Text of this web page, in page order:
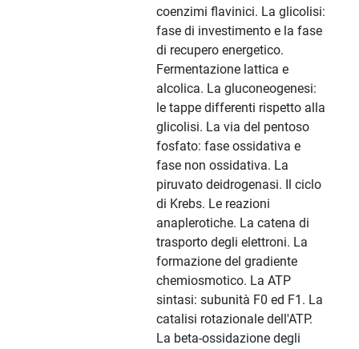
coenzimi flavinici. La glicolisi:
fase di investimento e la fase
di recupero energetico.
Fermentazione lattica e
alcolica. La gluconeogenesi:
le tappe differenti rispetto alla
glicolisi. La via del pentoso
fosfato: fase ossidativa e
fase non ossidativa. La
piruvato deidrogenasi. Il ciclo
di Krebs. Le reazioni
anaplerotiche. La catena di
trasporto degli elettroni. La
formazione del gradiente
chemiosmotico. La ATP
sintasi: subunità F0 ed F1. La
catalisi rotazionale dell'ATP.
La beta-ossidazione degli